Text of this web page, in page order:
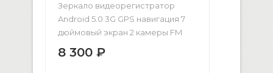
Зеркало видеорегистратор
Android 5.0 3G GPS навигация 7
дюймовый экран 2 камеры FM
трансмитер WiFi ТЕХНИЧЕСКИЕ
ХАРАКТЕРИСТИКИ Монитор 7
8 300 ₽